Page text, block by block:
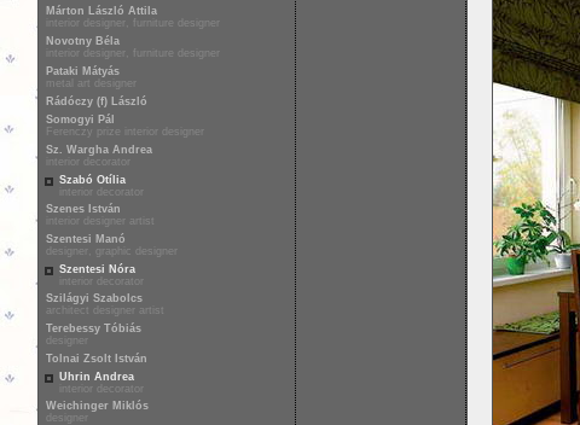
Márton László Attila
interior designer, furniture designer
Novotny Béla
interior designer, furniture designer
Pataki Mátyás
metal art designer
Rádóczy (f) László
Somogyi Pál
Ferenczy prize interior designer
Sz. Wargha Andrea
interior decorator
Szabó Otília
interior decorator
Szenes István
interior designer artist
Szentesi Manó
designer, graphic designer
Szentesi Nóra
interior decorator
Szilágyi Szabolcs
architect designer artist
Terebessy Tóbiás
designer
Tolnai Zsolt István
Uhrin Andrea
interior decorator
Weichinger Miklós
designer